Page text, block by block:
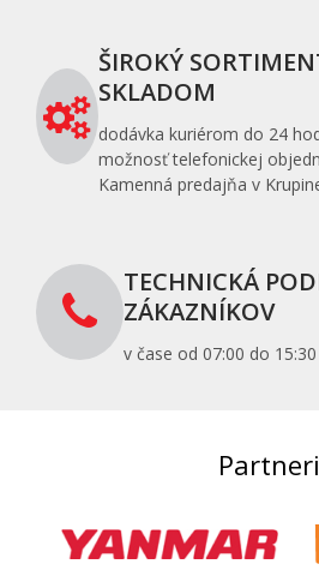
ŠIROKÝ
SKLADOM
dodávka kuriérom do 24
možnosť telefonickej
Kamenná predajňa v
TECHNICKÁ
ZÁKAZNÍKOV
v čase od 07:00 do
Partneri